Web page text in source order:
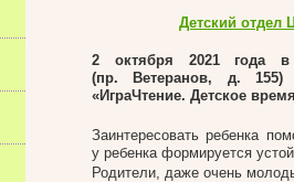
Детский отдел
2 октября 2021 года в
(пр. Ветеранов, д. 155)
«ИграЧтение. Детское
Заинтересовать ребенка
у ребенка формируется
Родители, даже очень